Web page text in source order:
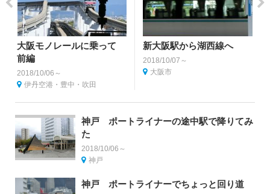
大阪モノレールに乗って
前編
2018/10/06～
伊丹空港・豊中・吹田
新大阪駅から湖西線へ
2018/10/07～
大阪市
神戸 ポートライナーの途中駅で降りてみ
た
2018/10/06～
神戸
神戸 ポートライナーでちょっと回り道